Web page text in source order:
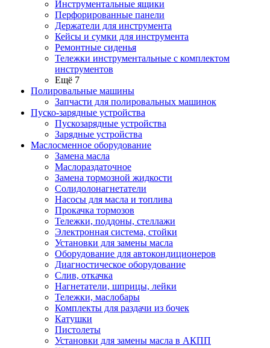
Инструментальные ящики
Перфорированные панели
Держатели для инструмента
Кейсы и сумки для инструмента
Ремонтные сиденья
Тележки инструментальные с комплектом
инструментов
Ещё 7
Полировальные машины
Запчасти для полировальных машинок
Пуско-зарядные устройства
Пускозарядные устройства
Зарядные устройства
Маслосменное оборудование
Замена масла
Маслораздаточное
Замена тормозной жидкости
Солидолонагнетатели
Насосы для масла и топлива
Прокачка тормозов
Тележки, поддоны, стеллажи
Электронная система, стойки
Установки для замены масла
Оборудование для автокондиционеров
Диагностическое оборудование
Слив, откачка
Нагнетатели, шприцы, лейки
Тележки, маслобары
Комплекты для раздачи из бочек
Катушки
Пистолеты
Установки для замены масла в АКПП